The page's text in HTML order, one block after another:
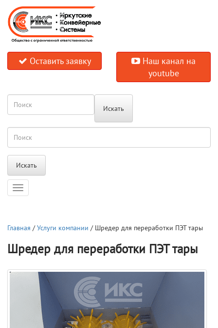
Оставить заявку
Наш канал на
youtube
Искать
Искать
Навигация
Главная /Услуги компании / Шредер для переработки ПЭТ тары
Шредер для переработки ПЭТ тары